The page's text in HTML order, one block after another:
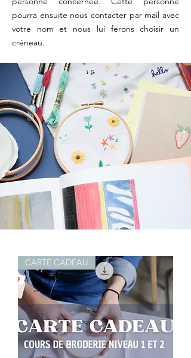
pourra ensuite nous contacter par mail avec
votre nom et nous lui ferons choisir un
créneau.
CARTE CADEAU